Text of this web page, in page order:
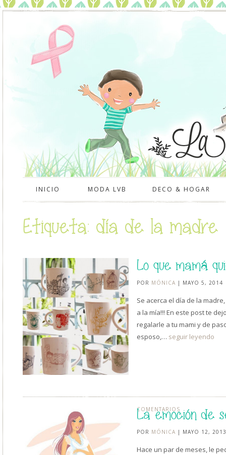
INICIO MODA LVB DECO & HOGAR
Etiqueta: día de la madre
Lo que mamá
POR MÓNICA | MAYO 5, 2014
Se acerca el día de la
a la mía!!! En este post te
regalarle a tu mami y de
esposo,… seguir leyendo
COMENTARIOS
La emoción de
POR MÓNICA | MAYO 12, 2013
Hace un par de meses, le